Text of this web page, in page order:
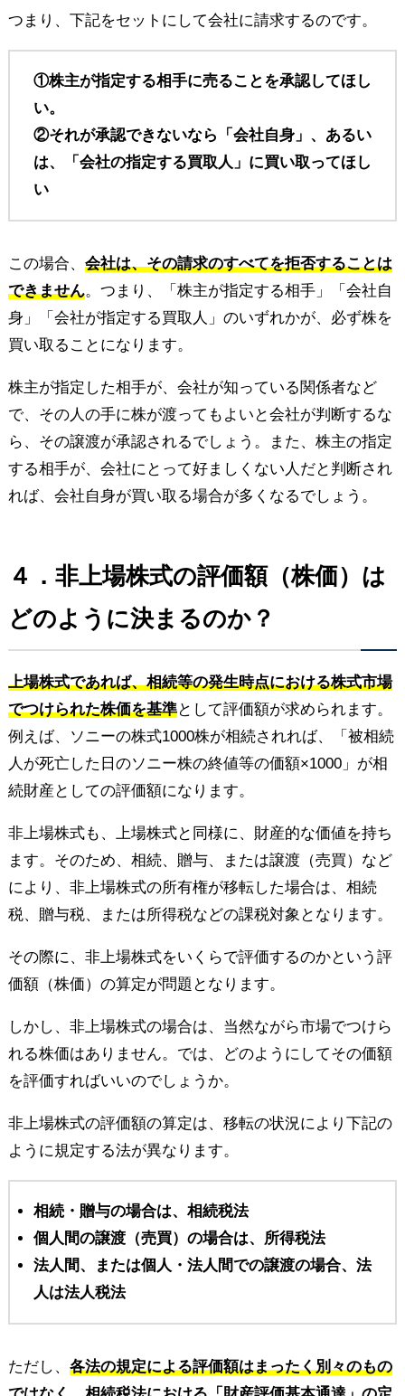
つまり、下記をセットにして会社に請求するのです。
①株主が指定する相手に売ることを承認してほし
い。
②それが承認できないなら「会社自身」、あるい
は、「会社の指定する買取人」に買い取ってほし
い
この場合、 会社は、その請求のすべてを拒否することは
できません。つまり、「株主が指定する相手」「会社自
身」「会社が指定する買取人」のいずれかが、必ず株を
買い取ることになります。
株主が指定した相手が、会社が知っている関係者など
で、その人の手に株が渡ってもよいと会社が判断するな
ら、その譲渡が承認されるでしょう。また、株主の指定
する相手が、会社にとって好ましくない人だと判断され
れば、会社自身が買い取る場合が多くなるでしょう。
４．非上場株式の評価額（株価）は
どのように決まるのか？
上場株式であれば、相続等の発生時点における株式市場
でつけられた株価を基準として評価額が求められます。
例えば、ソニーの株式1000株が相続されれば、「被相続
人が死亡した日のソニー株の終値等の価額×1000」が相
続財産としての評価額になります。
非上場株式も、上場株式と同様に、財産的な価値を持ち
ます。そのため、相続、贈与、または譲渡（売買）など
により、非上場株式の所有権が移転した場合は、相続
税、贈与税、または所得税などの課税対象となります。
その際に、非上場株式をいくらで評価するのかという評
価額（株価）の算定が問題となります。
しかし、非上場株式の場合は、当然ながら市場でつけら
れる株価はありません。では、どのようにしてその価額
を評価すればいいのでしょうか。
非上場株式の評価額の算定は、移転の状況により下記の
ように規定する法が異なります。
相続・贈与の場合は、相続税法
個人間の譲渡（売買）の場合は、所得税法
法人間、または個人・法人間での譲渡の場合、法
人は法人税法
ただし、 各法の規定による評価額はまったく別々のもの